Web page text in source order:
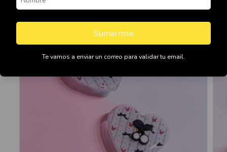
Sumarmse
Te vamos a enviar un correo para validar tu email.